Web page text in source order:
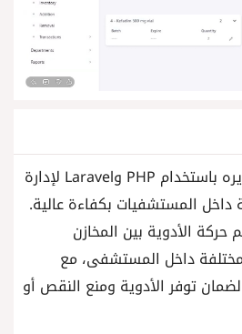
و نظام متكامل تم تطويره باستخدام PHP وLaravel لإدارة
داخل المستشفيات بكفاءة عالية.
الأدوية بين المخازن
داخل المستشفى، مع
توفر الأدوية ومنع النقص أو